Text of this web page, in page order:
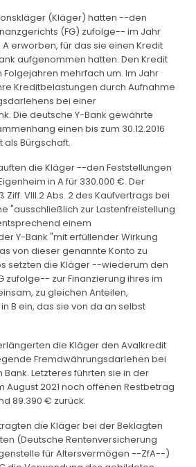
(Kläger) hatten --den
(FG) zufolge-- im Jahr
A erworben, für das sie einen Kredit
aufgenommen hatten. Den Kredit
mehrfach um. Im Jahr
Kreditbelastungen durch Aufnahme
bei einer
Die deutsche Y-Bank gewährte
einen bis zum 30.12.2016
Bürgschaft.
die Kläger --den Feststellungen
in A für 330.000 €. Der
VIII.2 Abs. 2 des Kaufvertrags bei
"ausschließlich zur Lastenfreistellung
einem
Y-Bank "mit erfüllender Wirkung
von dieser genannte Konto zu
setzten die Kläger --wiederum den
zufolge-- zur Finanzierung ihres im
zu gleichen Anteilen,
B ein, das sie von da an selbst
die Kläger den Avalkredit
Fremdwährungsdarlehen bei
Letzteres führten sie in der
August 2021 noch offenen Restbetrag
89.390 € zurück.
die Kläger bei der Beklagten
(Deutsche Rentenversicherung
für Altersvermögen --ZfA--)